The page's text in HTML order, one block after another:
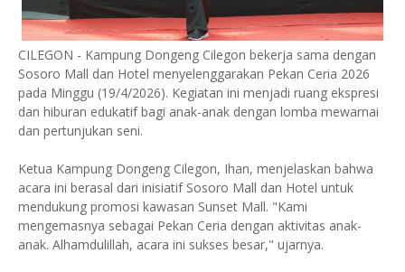
CILEGON - Kampung Dongeng Cilegon bekerja sama dengan
Sosoro Mall dan Hotel menyelenggarakan Pekan Ceria 2026
pada Minggu (19/4/2026). Kegiatan ini menjadi ruang ekspresi
dan hiburan edukatif bagi anak-anak dengan lomba mewarnai
dan pertunjukan seni.
Ketua Kampung Dongeng Cilegon, Ihan, menjelaskan bahwa
acara ini berasal dari inisiatif Sosoro Mall dan Hotel untuk
mendukung promosi kawasan Sunset Mall. "Kami
mengemasnya sebagai Pekan Ceria dengan aktivitas anak-
anak. Alhamdulillah, acara ini sukses besar," ujarnya.